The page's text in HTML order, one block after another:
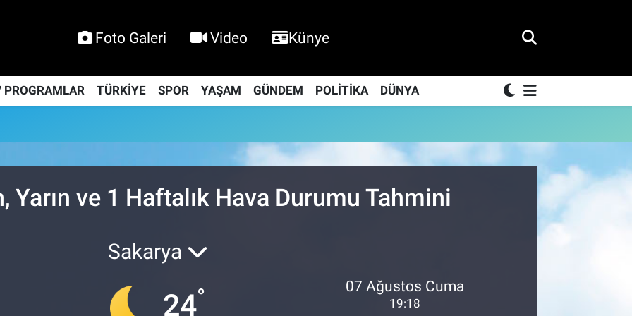
Foto Galeri Video Künye
PROGRAMLAR TÜRKİYE SPOR YAŞAM GÜNDEM POLİTİKA DÜNYA
Yarın ve 1 Haftalık Hava Durumu Tahmini
Sakarya
24° 07 Ağustos Cuma
19:18